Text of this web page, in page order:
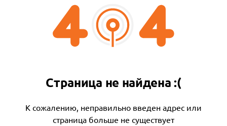
Страница не найдена :(
К сожалению, неправильно введен адрес или
страница больше не существует